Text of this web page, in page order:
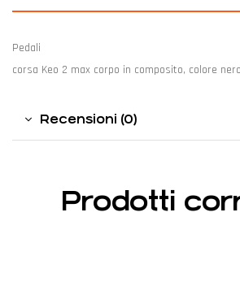
Pedali
corsa Keo 2 max corpo in composito, colore nero
Recensioni (0)
Prodotti